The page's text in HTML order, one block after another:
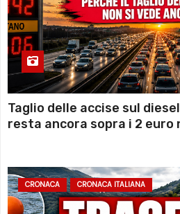
Taglio delle accise sul
resta ancora sopra i 2 euro
CRONACA CRONACA ITALIANA